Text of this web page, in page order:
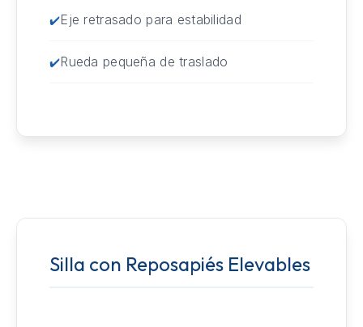
Eje retrasado para estabilidad
Rueda pequeña de traslado
Silla con Reposapiés Elevables